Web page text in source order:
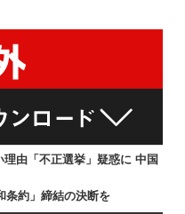
理由「不正選挙」疑惑に 中国
条約」締結の決断を